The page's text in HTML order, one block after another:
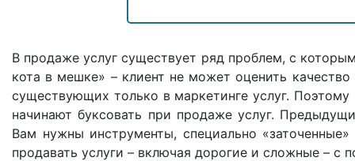
В продаже услуг существует ряд проблем, с
кота в мешке» –клиент не может оценить качество
существующих только в маркетинге услуг.
начинают буксовать при продаже услуг.
Вам нужны инструменты, специально
продавать услуги – включая дорогие и сложные – с